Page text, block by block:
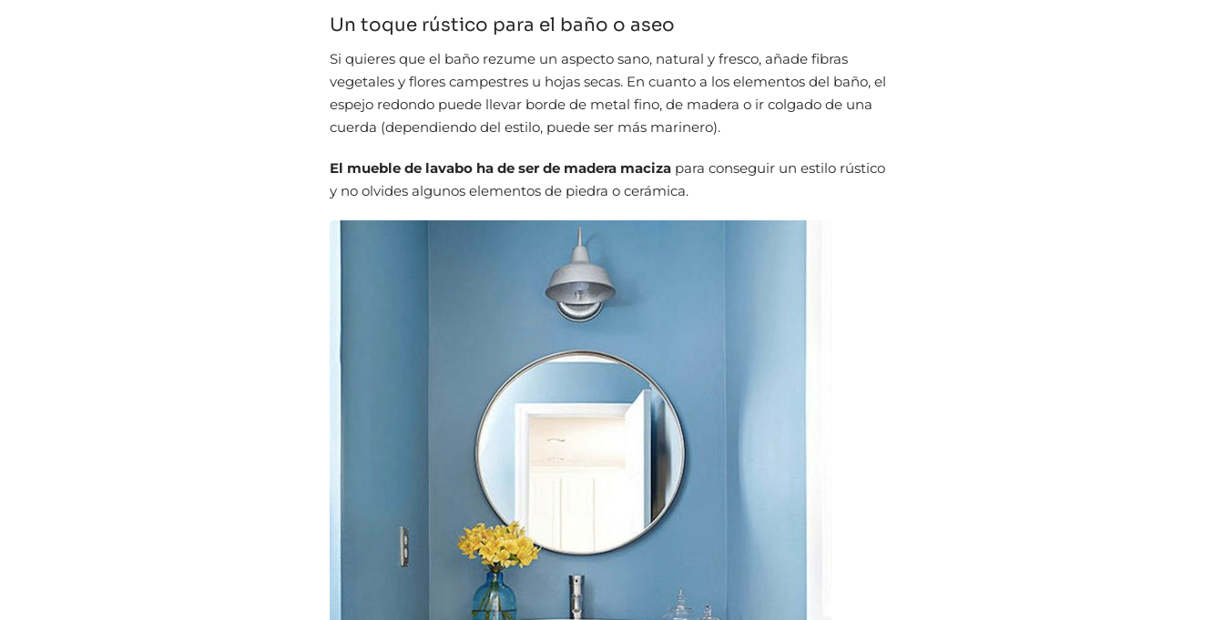
Un toque rústico para el baño o aseo
Si quieres que el baño rezume un aspecto sano, natural y fresco, añade fibras
vegetales y flores campestres u hojas secas. En cuanto a los elementos del baño, el
espejo redondo puede llevar borde de metal fino, de madera o ir colgado de una
cuerda (dependiendo del estilo, puede ser más marinero).
El mueble de lavabo ha de ser de madera maciza para conseguir un estilo rústico
y no olvides algunos elementos de piedra o cerámica.